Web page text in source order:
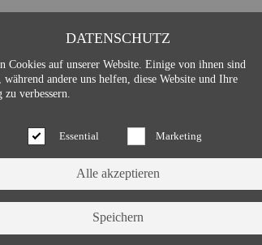
DATENSCHUTZ
Cookies auf unserer Website. Einige von ihnen sind
während andere uns helfen, diese Website und Ihre
zu verbessern.
Essential Marketing